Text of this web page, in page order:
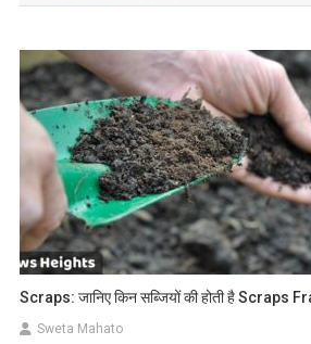
Scraps: जानिए किन सब्जियों की होती है Scraps
Sweta Mahato